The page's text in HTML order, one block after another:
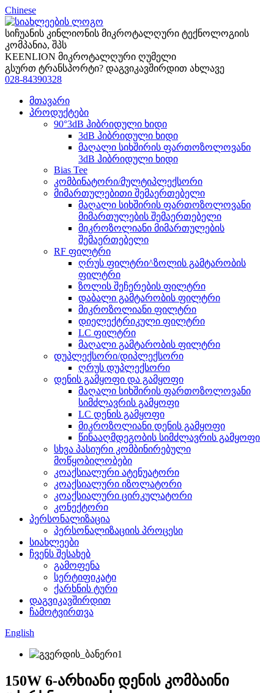
Chinese
სიჩუანის კინლიონის მიკროტალღური ტექნოლოგიის
კომპანია, შპს
KEENLION მიკროტალღური ღუმელი
გსურთ ტრანსპორტი? დაგვიკავშირდით ახლავე
028-84390328
მთავარი
პროდუქტები
90°3dB ჰიბრიდული ხიდი
3dB ჰიბრიდული ხიდი
მაღალი სიხშირის ფართოზოლოვანი
3dB ჰიბრიდული ხიდი
Bias Tee
კომბინატორი/მულტიპლექსორი
მიმართულებითი შემაერთებელი
მაღალი სიხშირის ფართოზოლოვანი
მიმართულების შემაერთებელი
მიკროზოლიანი მიმართულების
შემაერთებელი
RF ფილტრი
ღრუს ფილტრი^ზოლის გამტარობის
ფილტრი
ზოლის შეჩერების ფილტრი
დაბალი გამტარობის ფილტრი
მიკროზოლიანი ფილტრი
დიელექტრიკული ფილტრი
LC ფილტრი
მაღალი გამტარობის ფილტრი
დუპლექსორი/დიპლექსორი
ღრუს დუპლექსორი
დენის გამყოფი და გამყოფი
მაღალი სიხშირის ფართოზოლოვანი
სიმძლავრის გამყოფი
LC დენის გამყოფი
მიკროზოლიანი დენის გამყოფი
წინააღმდეგობის სიმძლავრის გამყოფი
სხვა პასიური კომბინირებული
მოწყობილობები
კოაქსიალური ატენუატორი
კოაქსიალური იზოლატორი
კოაქსიალური ცირკულატორი
კონექტორი
პერსონალიზაცია
პერსონალიზაციის პროცესი
სიახლეები
ჩვენს შესახებ
გამოფენა
სერტიფიკატი
ქარხნის ტური
დაგვიკავშირდით
ჩამოტვირთვა
English
150W 6-არხიანი დენის კომბაინი